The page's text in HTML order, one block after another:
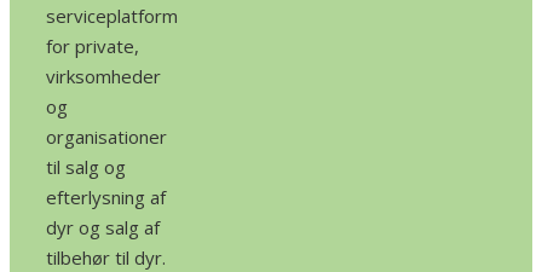
serviceplatform
for private,
virksomheder
og
organisationer
til salg og
efterlysning af
dyr og salg af
tilbehør til dyr.